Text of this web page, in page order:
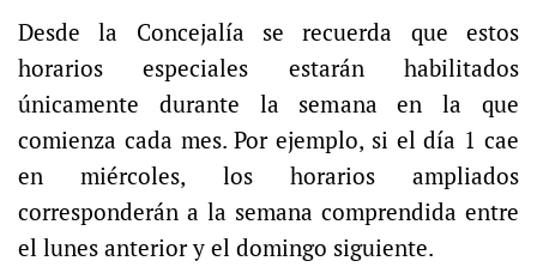
Desde la Concejalía se recuerda que estos
horarios especiales estarán habilitados
únicamente durante la semana en la que
comienza cada mes. Por ejemplo, si el día 1 cae
enmiércoles, los horarios ampliados
corresponderán a la semana comprendida entre
el lunes anterior y el domingo siguiente.